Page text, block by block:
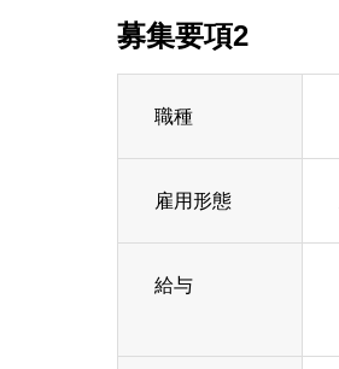
募集要項2
職種
雇用形態
給与